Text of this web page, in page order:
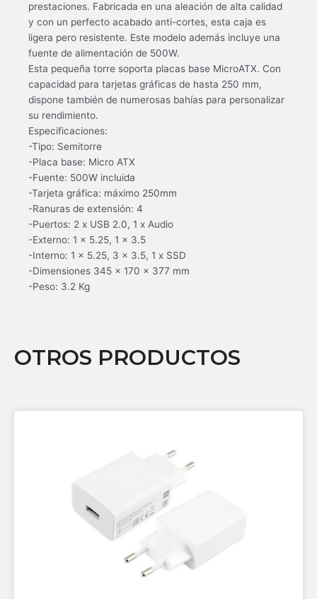
prestaciones. Fabricada en una aleación de alta calidad
y con un perfecto acabado anti-cortes, esta caja es
ligera pero resistente. Este modelo además incluye una
fuente de alimentación de 500W.
Esta pequeña torre soporta placas base MicroATX. Con
capacidad para tarjetas gráficas de hasta 250 mm,
dispone también de numerosas bahías para personalizar
su rendimiento.
Especificaciones:
-Tipo: Semitorre
-Placa base: Micro ATX
-Fuente: 500W incluida
-Tarjeta gráfica: máximo 250mm
-Ranuras de extensión: 4
-Puertos: 2 x USB 2.0, 1 x Audio
-Externo: 1 x 5.25, 1 x 3.5
-Interno: 1 x 5.25, 3 x 3.5, 1 x SSD
-Dimensiones 345 x 170 x 377 mm
-Peso: 3.2 Kg
OTROS PRODUCTOS